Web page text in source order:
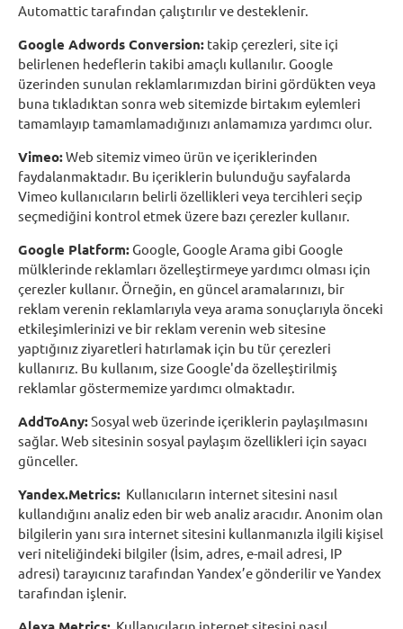
Automattic tarafından çalıştırılır ve desteklenir.
Google Adwords Conversion: takip çerezleri, site içi
belirlenen hedeflerin takibi amaçlı kullanılır. Google
üzerinden sunulan reklamlarımızdan birini gördükten veya
buna tıkladıktan sonra web sitemizde birtakım eylemleri
tamamlayıp tamamlamadığınızı anlamamıza yardımcı olur.
Vimeo:Web sitemiz vimeo ürün ve içeriklerinden
faydalanmaktadır. Bu içeriklerin bulunduğu sayfalarda
Vimeo kullanıcıların belirli özellikleri veya tercihleri seçip
seçmediğini kontrol etmek üzere bazı çerezler kullanır.
Google Platform: Google, Google Arama gibi Google
mülklerinde reklamları özelleştirmeye yardımcı olması için
çerezler kullanır. Örneğin, en güncel aramalarınızı, bir
reklam verenin reklamlarıyla veya arama sonuçlarıyla önceki
etkileşimlerinizi ve bir reklam verenin web sitesine
yaptığınız ziyaretleri hatırlamak için bu tür çerezleri
kullanırız. Bu kullanım, size Google'da özelleştirilmiş
reklamlar göstermemize yardımcı olmaktadır.
AddToAny:Sosyal web üzerinde içeriklerin paylaşılmasını
sağlar. Web sitesinin sosyal paylaşım özellikleri için sayacı
günceller.
Yandex.Metrics: Kullanıcıların internet sitesini nasıl
kullandığını analiz eden bir web analiz aracıdır. Anonim olan
bilgilerin yanı sıra internet sitesini kullanmanızla ilgili kişisel
veri niteliğindeki bilgiler (İsim, adres, e-mail adresi, IP
adresi) tarayıcınız tarafından Yandex’e gönderilir ve Yandex
tarafından işlenir.